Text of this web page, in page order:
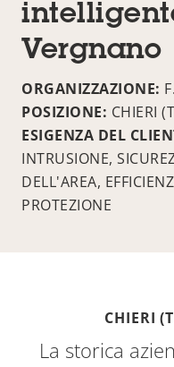
Vergnano
ORGANIZZAZIONE:
POSIZIONE: CHIERI
ESIGENZA DEL
INTRUSIONE,
DELL'AREA,
PROTEZIONE
CHIERI
La storica